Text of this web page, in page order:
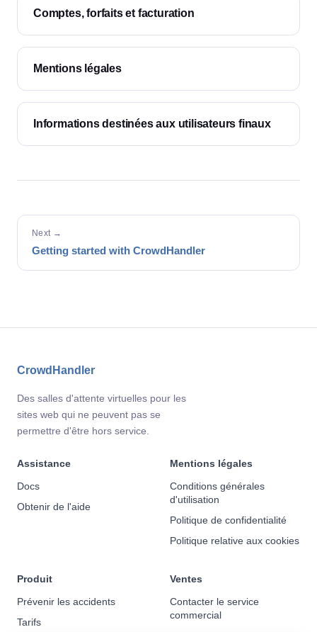
Comptes, forfaits et facturation
Mentions légales
Informations destinées aux utilisateurs finaux
Next →
Getting started with CrowdHandler
CrowdHandler
Des salles d'attente virtuelles pour les
sites web qui ne peuvent pas se
permettre d'être hors service.
Assistance
Docs
Obtenir de l'aide
Mentions légales
Conditions générales
d'utilisation
Politique de confidentialité
Politique relative aux cookies
Produit
Prévenir les accidents
Tarifs
Ventes
Contacter le service
commercial